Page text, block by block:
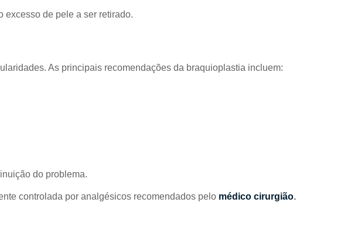
excesso de pele a ser retirado.
As principais recomendações da braquioplastia incluem:
do problema.
controlada por analgésicos recomendados pelo médico cirurgião.